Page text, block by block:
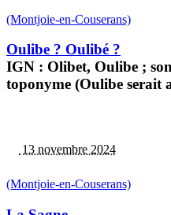
(Montjoie-en-Couserans)
Oulibe ? Oulibé ?
IGN : Olibet, Oulibe ;
toponyme (Oulibe
13 novembre 2024
(Montjoie-en-Couserans)